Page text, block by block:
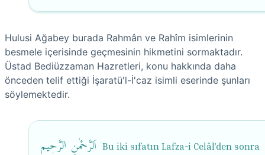
Hulusi Ağabey burada Rahmân ve Rahîm isimlerinin
besmele içerisinde geçmesinin hikmetini sormaktadır.
Üstad Bediüzzaman Hazretleri, konu hakkında daha
önceden telif ettiği İşaratü'l-İ'caz isimli eserinde şunları
söylemektedir.
Bu iki sıfatın Lafza-i Celâl'den sonra